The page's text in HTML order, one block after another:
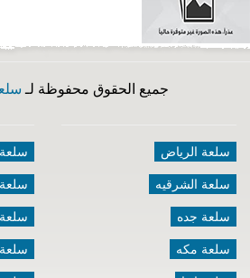
جميع الحقوق محفوظة لـ
سلعة الرياض
سلعة الشرقيه
سلعة جده
سلعة مكه
سلعة
سلعة